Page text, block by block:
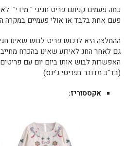
כמה פעמים קניתם פריט חגיגי " מידי"
פעם אחת בלבד או אולי פעמיים במקרה
ההמלצה היא לרכוש פריט לבוש שאינו
גם לאחר החג לאירוע שאינו בהכרח
האפשרות לבוש אותו ביום יום עם פריטים
(בד"כ מדובר בפריטי ג'ינס)
אקססוריז: